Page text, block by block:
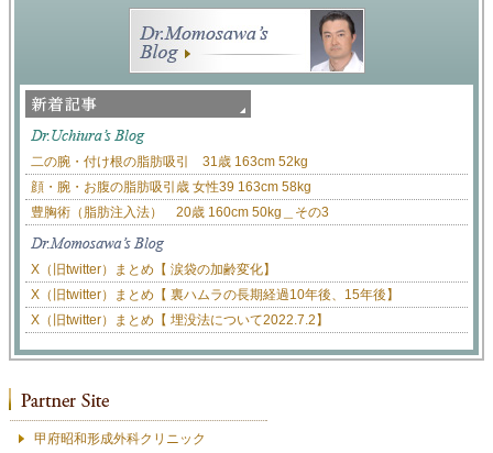
二の腕・付け根の脂肪吸引 31歳 163cm 52kg
顔・腕・お腹の脂肪吸引歳 女性39 163cm 58kg
豊胸術（脂肪注入法） 20歳 160cm 50kg＿その3
X（旧twitter）まとめ【 涙袋の加齢変化】
X（旧twitter）まとめ【 裏ハムラの長期経過10年後、15年後】
X（旧twitter）まとめ【 埋没法について2022.7.2】
甲府昭和形成外科クリニック